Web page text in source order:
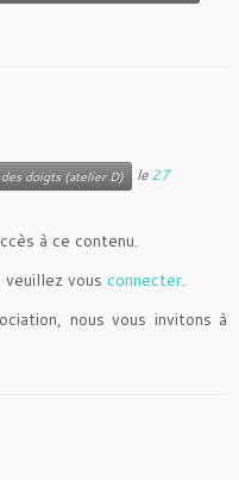
doigts (atelier D) le27
à ce contenu.
veuillez vous connecter.
nous vous invitons à